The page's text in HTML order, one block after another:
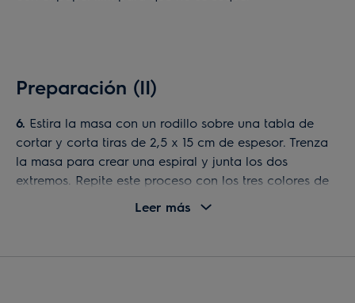
Preparación (II)
6. Estira la masa con un rodillo sobre una tabla de
cortar y corta tiras de 2,5 x 15 cm de espesor. Trenza
la masa para crear una espiral y junta los dos
extremos. Repite este proceso con los tres colores de
Leer más